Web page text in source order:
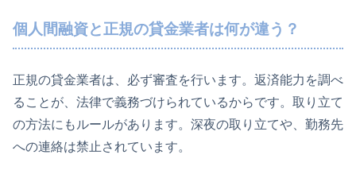
個人間融資と正規の貸金業者は何が違う？
正規の貸金業者は、必ず審査を行います。返済能力を調べ
ることが、法律で義務づけられているからです。取り立て
の方法にもルールがあります。深夜の取り立てや、勤務先
への連絡は禁止されています。